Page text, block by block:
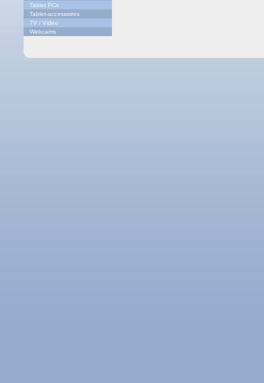
Tablet PCs
Tablet-accessoires
TV / Video
Webcams